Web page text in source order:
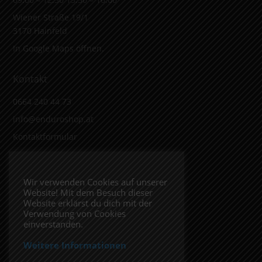
Wiener Straße 19/1
3170 Hainfeld
In Google Maps öffnen.
Kontakt
0664 240 44 73
info@enduroshop.at
Kontaktformular
Impressum
Datenschutzerklärung
Folge uns
Wir verwenden Cookies auf unserer
Website! Mit dem Besuch dieser
Website erklärst du dich mit der
Verwendung von Cookies
einverstanden.
Weitere Informationen